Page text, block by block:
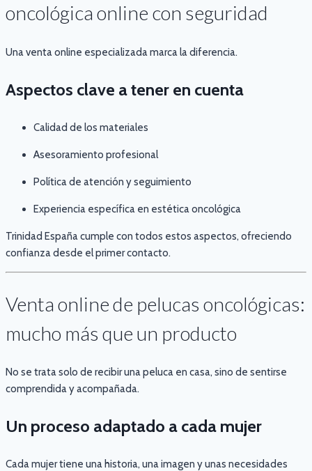
oncológica online con seguridad
Una venta online especializada marca la diferencia.
Aspectos clave a tener en cuenta
Calidad de los materiales
Asesoramiento profesional
Política de atención y seguimiento
Experiencia específica en estética oncológica
Trinidad España cumple con todos estos aspectos, ofreciendo
confianza desde el primer contacto.
Venta online de pelucas oncológicas:
mucho más que un producto
No se trata solo de recibir una peluca en casa, sino de sentirse
comprendida y acompañada.
Un proceso adaptado a cada mujer
Cada mujer tiene una historia, una imagen y unas necesidades